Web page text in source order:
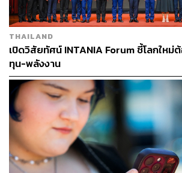
ล้านอย่างณัฐวุฒิ พึงเจริญพงศ์ประธานเ
ผู้ก่อตั้งOokbeeแอปพลิเคชันอีบุ๊กที่มีผู้ใช้
ทั่วภูมิภาคเอเชียตะวันออกเฉียงใต้ ได้ให้ค
สำเร็จจากประสบการณ์ที่ผ่านมาของเขาว่
สำเร็จ’
“ผมเชื่อว่าอีกไม่เกิน5ปีถัดจากนี้ เราจ
การทำธุรกิจแบบนี้ชัดเจนขึ้น ผมกับทีมจึง
เดียใหม่ๆ ให้ตอบโจทย์พฤติกรรมของคนใ
หลักว่ามีไอเดียแล้วต้องลงมือทำ สมัยนี้ต้
ถูกกว่าสมัยก่อนมาก ถึงจะเริ่มแล้วล้มก็ไม่
หลายไอเดียกว่าจะมาลงตัวที่การทำอีบุ๊ก เ
ล้าน แต่ทุกครั้งที่ลงมือทำจะกำหนดขอบเ
THAILAND
เปิดวิสัยทัศน์ INTANIA Forum ชี้โลกใหม่
ทุน-พลังงาน